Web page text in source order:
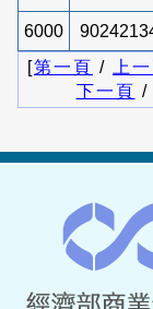
6000
[第一頁 / 上
下一頁 /